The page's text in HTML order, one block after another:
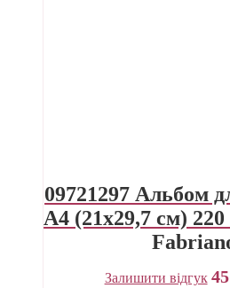
09721297 Альбом
А4 (21х29,7 см)
Залишити відгук